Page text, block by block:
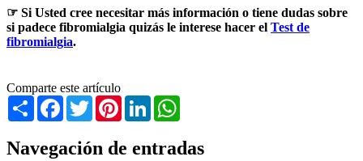
☞ Si Usted cree necesitar más información o tiene dudas sobre
si padece fibromialgia quizás le interese hacer el Test de
fibromialgia.
Comparte este artículo
Share Facebook
TwitterPinterestLinkedIn
Navegación de entradas